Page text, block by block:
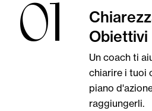
01
Obiettivi
Un coach ti
chiarire i tuoi
piano
raggiungerli.